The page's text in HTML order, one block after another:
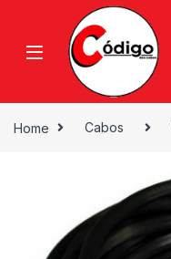
Home Cabos